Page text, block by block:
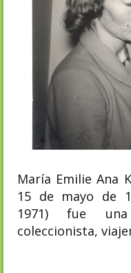
María Emilie Ana
15 de mayo de
1971) fue una
coleccionista,